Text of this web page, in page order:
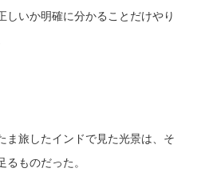
しいか明確に分かることだけやり
ま旅したインドで見た光景は、そ
ものだった。